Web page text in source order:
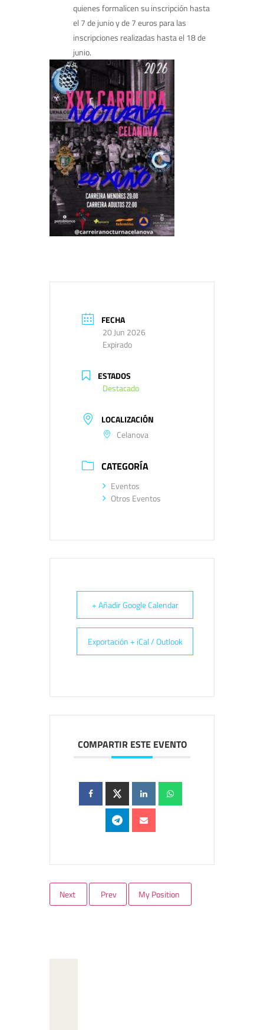
quienes formalicen su inscripción hasta
el 7 de junio y de 7 euros para las
inscripciones realizadas hasta el 18 de
junio.
FECHA
20 Jun 2026
Expirado
ESTADOS
Destacado
LOCALIZACIÓN
Celanova
CATEGORÍA
Eventos
Otros Eventos
+ Añadir Google Calendar
Exportación + iCal / Outlook
COMPARTIR ESTE EVENTO
Next Prev My Position